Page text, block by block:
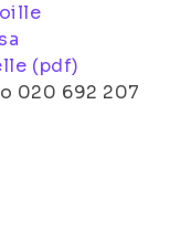
(pdf)
020 692 207